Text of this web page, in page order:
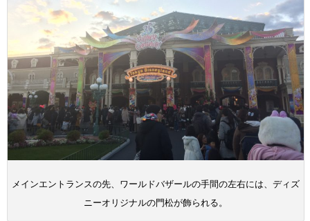
メインエントランスの先、ワールドバザールの手間の左右には、ディズ
ニーオリジナルの門松が飾られる。